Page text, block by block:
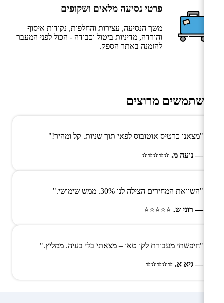
פרטי נסיעה מלאים ושקופים
משך הנסיעה, עצירות והחלפות, נקודות איסוף
והורדה, מדיניות ביטול וכבודה - הכול לפני המעבר
להזמנה באתר הספק.
משתמשים מרוצים
"מצאנו כרטיס אוטובוס לפאי תוך שניות. קל ומהיר!"
— נועה מ. ⭐⭐⭐⭐⭐
"השוואת המחירים הצילה לנו 30%. ממש שימושי."
— רוני ש. ⭐⭐⭐⭐⭐
"חיפשתי מעבורת לקו טאו – מצאתי בלי בעיה. ממליץ."
— גיא א. ⭐⭐⭐⭐⭐